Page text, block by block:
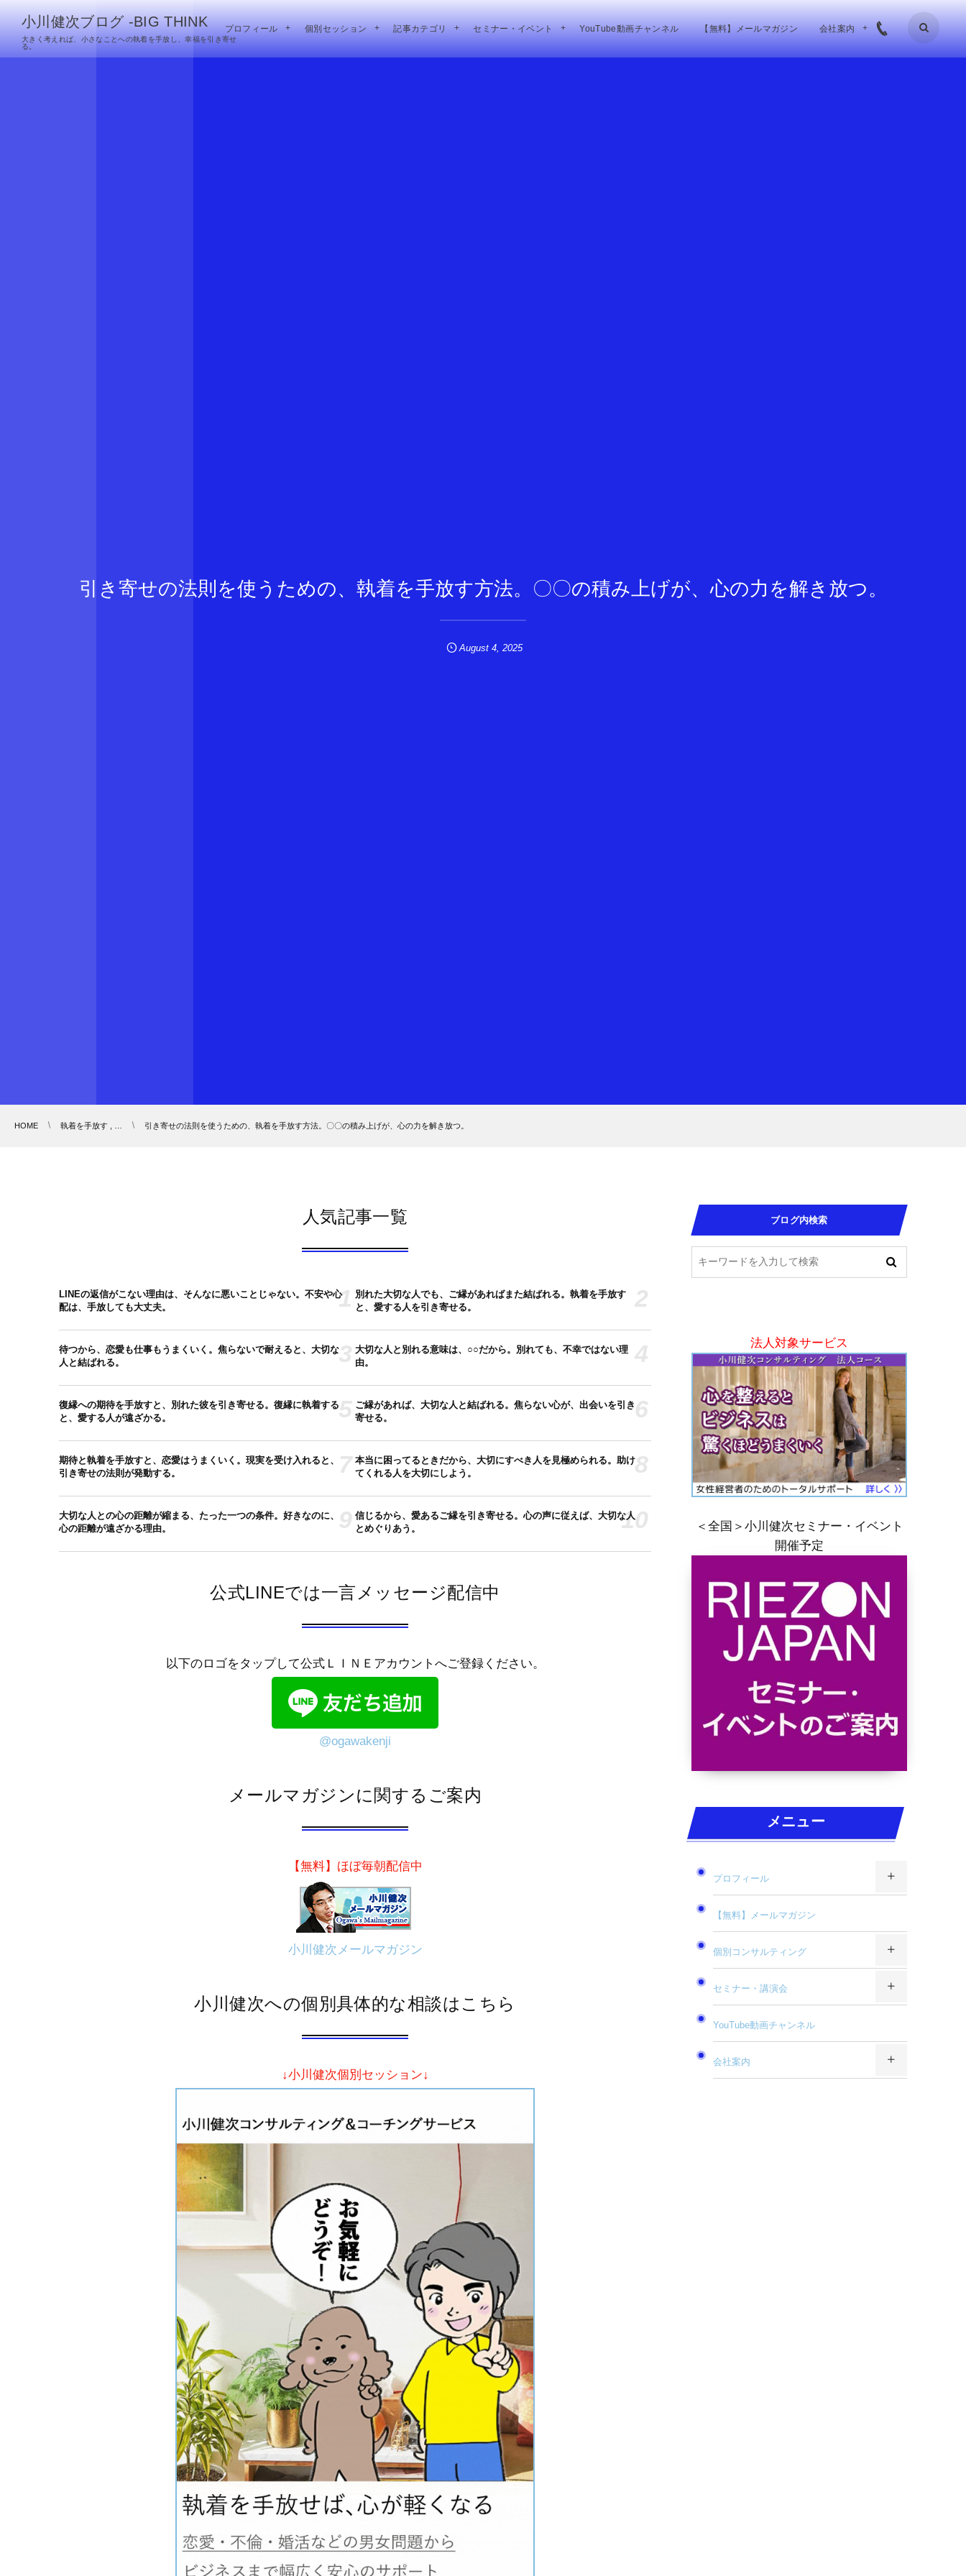
小川健次ブログ -BIG THINK
大きく考えれば、小さなことへの執着を手放し、幸福を引き寄せ
る。
プロフィール 個別セッション 記事カテゴリ セミナー・イベント YouTube動画チャンネル 【無料】メールマガジン 会社案内
引き寄せの法則を使うための、執着を手放す方法。〇〇の積み上げが、心の力を解き放つ。
August 4, 2025
HOME 執着を手放す , … 引き寄せの法則を使うための、執着を手放す方法。〇〇の積み上げが、心の力を解き放つ。
人気記事一覧
LINEの返信がこない理由は、そんなに悪いことじゃない。不安や心
配は、手放しても大丈夫。
1 別れた大切な人でも、ご縁があればまた結ばれる。執着を手放す
と、愛する人を引き寄せる。
2
待つから、恋愛も仕事もうまくいく。焦らないで耐えると、大切な
人と結ばれる。
3 大切な人と別れる意味は、○○だから。別れても、不幸ではない理
由。
4
復縁への期待を手放すと、別れた彼を引き寄せる。復縁に執着する
と、愛する人が遠ざかる。
5 ご縁があれば、大切な人と結ばれる。焦らない心が、出会いを引き
寄せる。
6
期待と執着を手放すと、恋愛はうまくいく。現実を受け入れると、
引き寄せの法則が発動する。
7 本当に困ってるときだから、大切にすべき人を見極められる。助け
てくれる人を大切にしよう。
8
大切な人との心の距離が縮まる、たった一つの条件。好きなのに、
心の距離が遠ざかる理由。
9 信じるから、愛あるご縁を引き寄せる。心の声に従えば、大切な人
とめぐりあう。
10
公式LINEでは一言メッセージ配信中
以下のロゴをタップして公式ＬＩＮＥアカウントへご登録ください。
@ogawakenji
メールマガジンに関するご案内
【無料】ほぼ毎朝配信中
小川健次メールマガジン
小川健次への個別具体的な相談はこちら
↓小川健次個別セッション↓
ブログ内検索
法人対象サービス
＜全国＞小川健次セミナー・イベント
開催予定
メニュー
プロフィール
【無料】メールマガジン
個別コンサルティング
セミナー・講演会
YouTube動画チャンネル
会社案内